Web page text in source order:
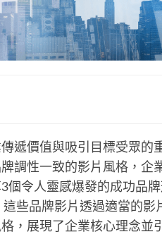
遞價值與吸引目標受眾的
調性一致的影片風格，企
個令人靈感爆發的成功品
些品牌影片透過適當的影
，展現了企業核心理念並